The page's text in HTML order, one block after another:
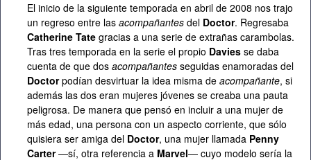
El inicio de la siguiente temporada en abril de 2008 nos trajo
un regreso entre las acompañantes del Doctor. Regresaba
Catherine Tate gracias a una serie de extrañas carambolas.
Tras tres temporada en la serie el propio Davies se daba
cuenta de que dos acompañantes seguidas enamoradas del
Doctorpodían desvirtuar la idea misma de acompañante, si
además las dos eran mujeres jóvenes se creaba una pauta
peligrosa. De manera que pensó en incluir a una mujer de
más edad, una persona con un aspecto corriente, que sólo
quisiera ser amiga del Doctor, una mujer llamada Penny
Carter—sí, otra referencia a Marvel— cuyo modelo sería la